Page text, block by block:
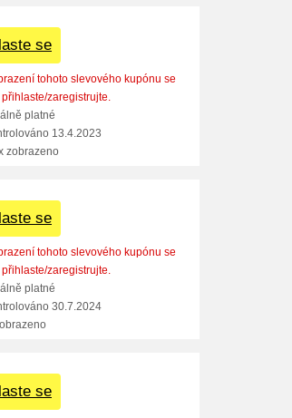
se
tohoto slevového kupónu se
zaregistrujte.
platné
13.4.2023
zobrazeno
se
tohoto slevového kupónu se
zaregistrujte.
platné
30.7.2024
se